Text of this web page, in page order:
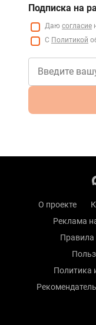
Подписка на
Даю согласие
С Политикой
О проекте
Реклама
Правила
Политика